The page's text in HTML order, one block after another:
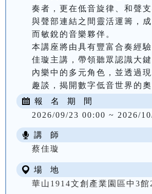
奏者，更在低音旋律、和聲
與聲部連結之間靈活運籌，
而敏銳的音樂夥伴。
本講座將由具有豐富合奏經
佳璇主講，帶領聽眾認識大
內樂中的多元角色，並透過
趣談，揭開數字低音世界的奧
報 名 期 間
2026/09/23 00:00 ~ 2026/
講 師
蔡佳璇
場 地
華山1914文創產業園區中3館